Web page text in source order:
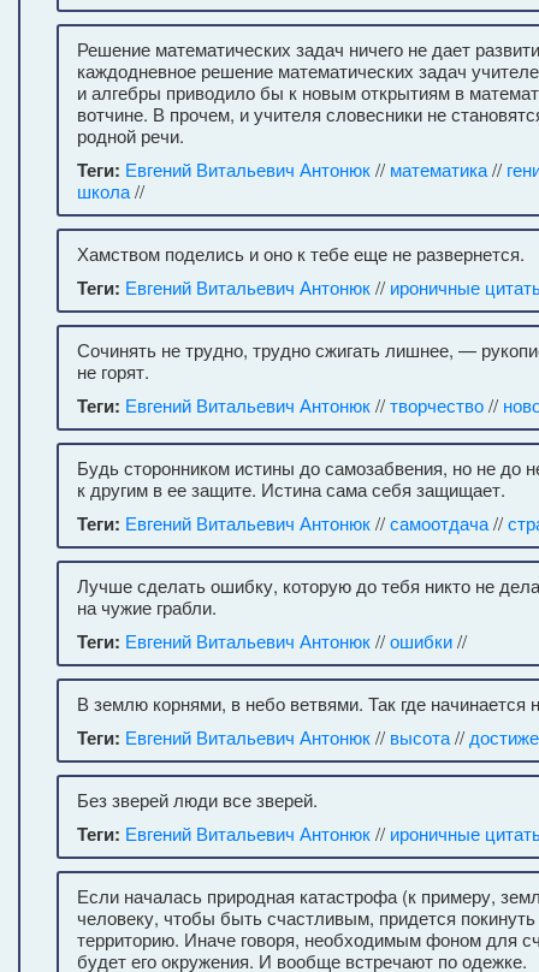
Решение математических задач ничего не дает
каждодневное решение математических задач
и алгебры приводило бы к новым открытиям в
вотчине. В прочем, и учителя словесники не
родной речи.
Теги: Евгений Витальевич Антонюк// математика//
школа//
Хамством поделись и оно к тебе еще не развернется.
Теги: Евгений Витальевич Антонюк// ироничные
Сочинять не трудно, трудно сжигать лишнее, —
не горят.
Теги: Евгений Витальевич Антонюк//творчество//
Будь сторонником истины до самозабвения, но не до
к другим в ее защите. Истина сама себя защищает.
Теги: Евгений Витальевич Антонюк//самоотдача//
Лучше сделать ошибку, которую до тебя никто не
на чужие грабли.
Теги: Евгений Витальевич Антонюк//ошибки//
В землю корнями, в небо ветвями. Так где начинается
Теги: Евгений Витальевич Антонюк// высота//
Без зверей люди все зверей.
Теги: Евгений Витальевич Антонюк// ироничные
Если началась природная катастрофа (к примеру,
человеку, чтобы быть счастливым, придется
территорию. Иначе говоря, необходимым фоном для
будет его окружения. И вообще встречают по одежке.